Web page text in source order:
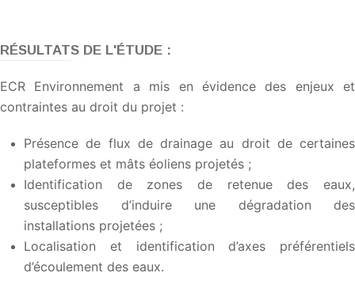
RÉSULTATS DE L'ÉTUDE :
ECR Environnement a mis en évidence des enjeux et
contraintes au droit du projet :
Présence de flux de drainage au droit de certaines
plateformes et mâts éoliens projetés ;
Identification de zones de retenue des eaux,
susceptibles d’induire une dégradation des
installations projetées ;
Localisation et identification d’axes préférentiels
d’écoulement des eaux.